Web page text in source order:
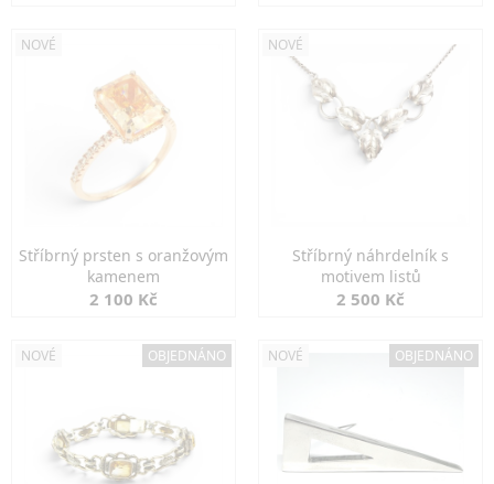
NOVÉ
Stříbrný prsten s oranžovým
kamenem
2 100 Kč
NOVÉ
Stříbrný náhrdelník s
motivem listů
2 500 Kč
NOVÉ OBJEDNÁNO NOVÉ OBJEDNÁNO